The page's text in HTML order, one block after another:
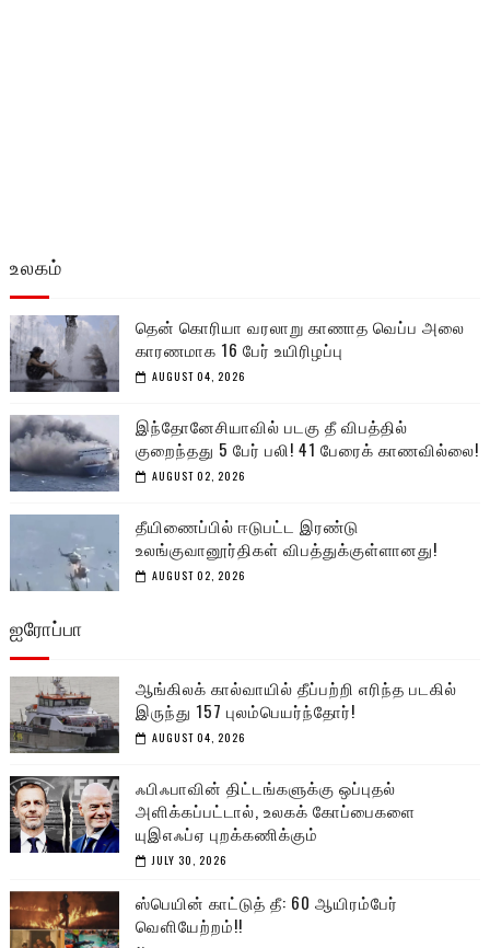
உலகம்
தென் கொரியா வரலாறு காணாத வெப்ப அலை
காரணமாக 16 பேர் உயிரிழப்பு
AUGUST 04, 2026
இந்தோனேசியாவில் படகு தீ விபத்தில்
குறைந்தது 5 பேர் பலி! 41 பேரைக் காணவில்லை!
AUGUST 02, 2026
தீயிணைப்பில் ஈடுபட்ட இரண்டு
உலங்குவானூர்திகள் விபத்துக்குள்ளானது!
AUGUST 02, 2026
ஐரோப்பா
ஆங்கிலக் கால்வாயில் தீப்பற்றி எரிந்த படகில்
இருந்து 157 புலம்பெயர்ந்தோர்!
AUGUST 04, 2026
ஃபிஃபாவின் திட்டங்களுக்கு ஒப்புதல்
அளிக்கப்பட்டால், உலகக் கோப்பைகளை
யுஇஎஃப்ஏ புறக்கணிக்கும்
JULY 30, 2026
ஸ்பெயின் காட்டுத் தீ: 60 ஆயிரம்பேர்
வெளியேற்றம்!!